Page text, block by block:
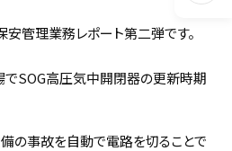
管理業務レポート第二弾です。
でSOG高圧気中開閉器の更新時期
の事故を自動で電路を切ることで